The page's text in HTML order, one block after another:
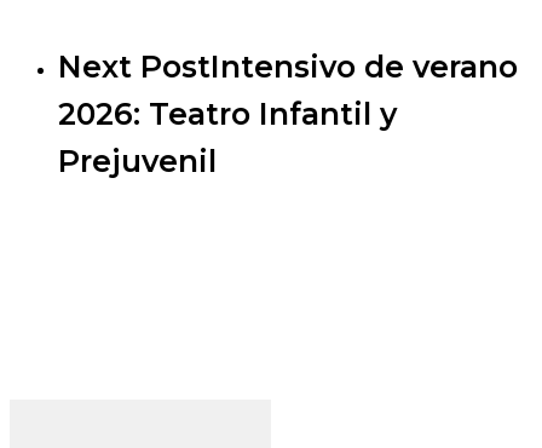
Next PostIntensivo de verano
2026: Teatro Infantil y
Prejuvenil